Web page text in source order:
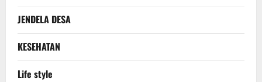
JENDELA DESA
KESEHATAN
Life style